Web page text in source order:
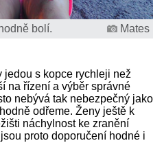
bolí. Mates
jedou s kopce rychleji než
na řízení a výběr správné
nebývá tak nebezpečný jako
odřeme. Ženy ještě k
náchylnost ke zranění
proto doporučení hodné i